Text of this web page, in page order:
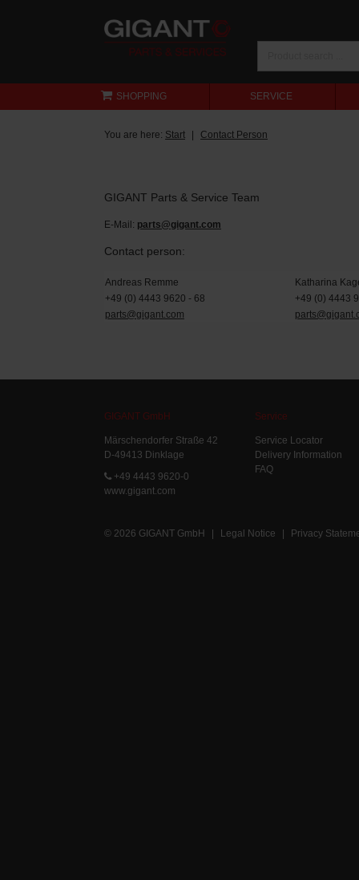
SHOPPING SERVICE
You are here: Start Contact Person
GIGANT Parts & Service Team
E-Mail: parts@gigant.com
Contact person:
Andreas Remme
Katharina
+49 (0) 4443 9620 - 68
+49 (0) 4443
parts@gigant.com
GIGANT GmbH
Märschendorfer Straße 42
D-49413 Dinklage
+49 4443 9620-0
www.gigant.com
Service
Service Locator
Delivery Information
FAQ
© 2026 GIGANT GmbH | Legal Notice | Privacy